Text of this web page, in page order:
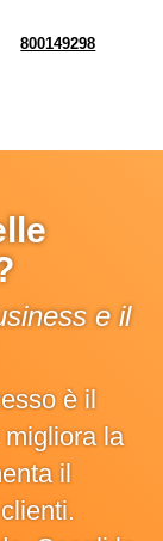
800149298
e il
è il
la
il